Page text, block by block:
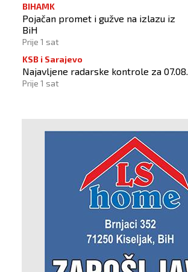
BIHAMK
Pojačan promet i gužve na izlazu iz
BiH
Prije 1 sat
KSB i Sarajevo
Najavljene radarske kontrole za 07.08.
Prije 1 sat